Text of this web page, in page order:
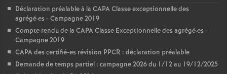
Déclaration préalable à la CAPA Classe exceptionnelle des
agrégé·es - Campagne 2019
Compte rendu de la CAPA Classe Exceptionnelle des agrégé·es -
Campagne 2019
CAPA des certifié-es révision PPCR : déclaration préalable
Demande de temps partiel : campagne 2026 du 1/12 au 19/12/2025